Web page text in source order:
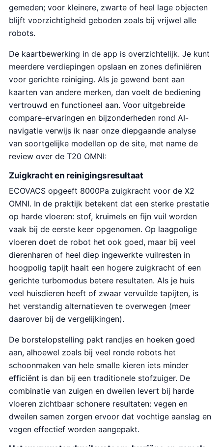
gemeden; voor kleinere, zwarte of heel lage objecten
blijft voorzichtigheid geboden zoals bij vrijwel alle
robots.
De kaartbewerking in de app is overzichtelijk. Je kunt
meerdere verdiepingen opslaan en zones definiëren
voor gerichte reiniging. Als je gewend bent aan
kaarten van andere merken, dan voelt de bediening
vertrouwd en functioneel aan. Voor uitgebreide
compare-ervaringen en bijzonderheden rond AI-
navigatie verwijs ik naar onze diepgaande analyse
van soortgelijke modellen op de site, met name de
review over de T20 OMNI:
Zuigkracht en reinigingsresultaat
ECOVACS opgeeft 8000Pa zuigkracht voor de X2
OMNI. In de praktijk betekent dat een sterke prestatie
op harde vloeren: stof, kruimels en fijn vuil worden
vaak bij de eerste keer opgenomen. Op laagpolige
vloeren doet de robot het ook goed, maar bij veel
dierenharen of heel diep ingewerkte vuilresten in
hoogpolig tapijt haalt een hogere zuigkracht of een
gerichte turbomodus betere resultaten. Als je huis
veel huisdieren heeft of zwaar vervuilde tapijten, is
het verstandig alternatieven te overwegen (meer
daarover bij de vergelijkingen).
De borstelopstelling pakt randjes en hoeken goed
aan, alhoewel zoals bij veel ronde robots het
schoonmaken van hele smalle kieren iets minder
efficiënt is dan bij een traditionele stofzuiger. De
combinatie van zuigen en dweilen levert bij harde
vloeren zichtbaar schonere resultaten: vegen en
dweilen samen zorgen ervoor dat vochtige aanslag en
vegen effectief worden aangepakt.